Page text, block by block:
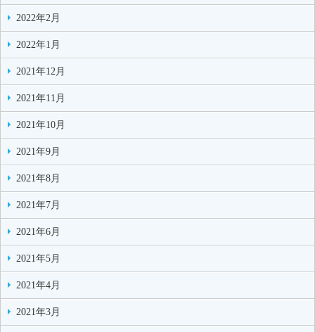
2022年2月
2022年1月
2021年12月
2021年11月
2021年10月
2021年9月
2021年8月
2021年7月
2021年6月
2021年5月
2021年4月
2021年3月